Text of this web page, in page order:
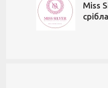
Miss
срібла